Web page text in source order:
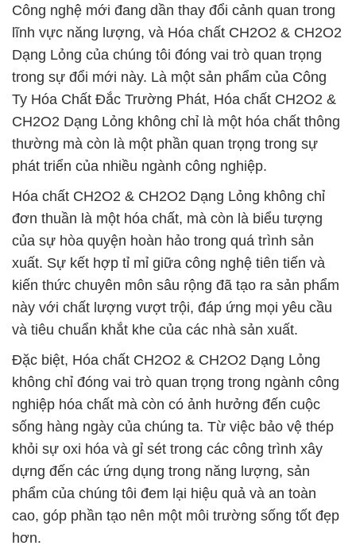
Công nghệ mới đang dần thay đổi cảnh quan trong
lĩnh vực năng lượng, và Hóa chất CH2O2 & CH2O2
Dạng Lỏng của chúng tôi đóng vai trò quan trọng
trong sự đổi mới này. Là một sản phẩm của Công
Ty Hóa Chất Đắc Trường Phát, Hóa chất CH2O2 &
CH2O2 Dạng Lỏng không chỉ là một hóa chất thông
thường mà còn là một phần quan trọng trong sự
phát triển của nhiều ngành công nghiệp.
Hóa chất CH2O2 & CH2O2 Dạng Lỏng không chỉ
đơn thuần là một hóa chất, mà còn là biểu tượng
của sự hòa quyện hoàn hảo trong quá trình sản
xuất. Sự kết hợp tỉ mỉ giữa công nghệ tiên tiến và
kiến thức chuyên môn sâu rộng đã tạo ra sản phẩm
này với chất lượng vượt trội, đáp ứng mọi yêu cầu
và tiêu chuẩn khắt khe của các nhà sản xuất.
Đặc biệt, Hóa chất CH2O2 & CH2O2 Dạng Lỏng
không chỉ đóng vai trò quan trọng trong ngành công
nghiệp hóa chất mà còn có ảnh hưởng đến cuộc
sống hàng ngày của chúng ta. Từ việc bảo vệ thép
khỏi sự oxi hóa và gỉ sét trong các công trình xây
dựng đến các ứng dụng trong năng lượng, sản
phẩm của chúng tôi đem lại hiệu quả và an toàn
cao, góp phần tạo nên một môi trường sống tốt đẹp
hơn.